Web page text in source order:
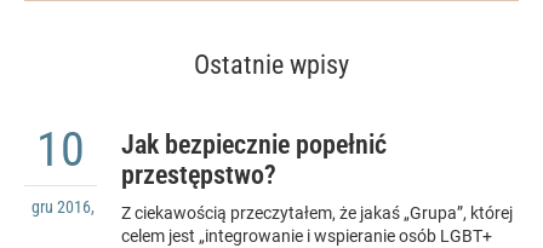
Ostatnie wpisy
Jak bezpiecznie popełnić
przestępstwo?
10
gru 2016,
Z ciekawością przeczytałem, że jakaś „Grupa”, której
celem jest „integrowanie i wspieranie osób LGBT+